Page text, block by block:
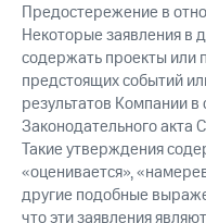
Предостережение в
Некоторые заявления в
содержать проекты или
предстоящих событий
результатов Компании
Законодательного акта
Такие утверждения
«оценивается»,
другие подобные